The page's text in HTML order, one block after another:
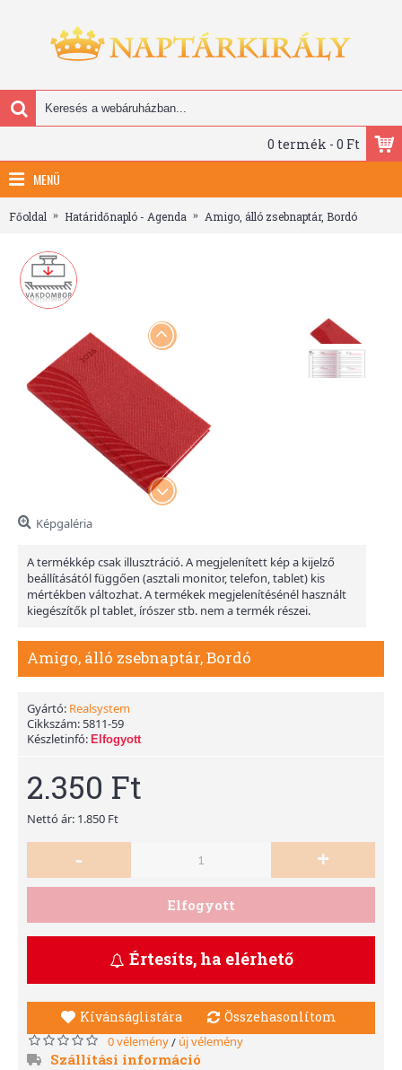
0 termék - 0 Ft
MENÜ
Főoldal Határidőnapló - Agenda Amigo, álló zsebnaptár, Bordó
Képgaléria
A termékkép csak illusztráció. A megjelenített kép a kijelző
beállításától függően (asztali monitor, telefon, tablet) kis
mértékben változhat. A termékek megjelenítésénél használt
kiegészítők pl tablet, írószer stb. nem a termék részei.
Amigo, álló zsebnaptár, Bordó
Gyártó: Realsystem
Cikkszám: 5811-59
Készletinfó: Elfogyott
2.350 Ft
Nettó ár: 1.850 Ft
- +
Elfogyott
Értesíts, ha elérhető
Kívánságlistára Összehasonlítom
0 vélemény/ új vélemény
Szállítási információ